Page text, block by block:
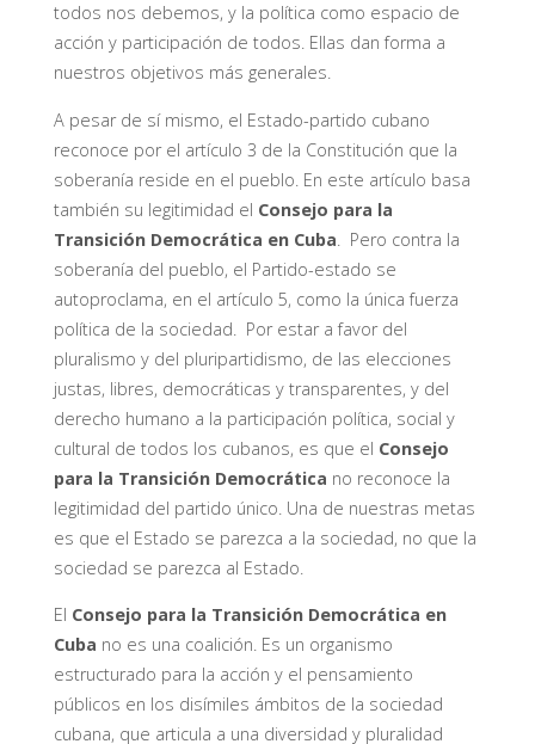
todos nos debemos, y la política como espacio de
acción y participación de todos. Ellas dan forma a
nuestros objetivos más generales.
A pesar de sí mismo, el Estado-partido cubano
reconoce por el artículo 3 de la Constitución que la
soberanía reside en el pueblo. En este artículo basa
también su legitimidad el Consejo para la
Transición Democrática en Cuba. Pero contra la
soberanía del pueblo, el Partido-estado se
autoproclama, en el artículo 5, como la única fuerza
política de la sociedad. Por estar a favor del
pluralismo y del pluripartidismo, de las elecciones
justas, libres, democráticas y transparentes, y del
derecho humano a la participación política, social y
cultural de todos los cubanos, es que el Consejo
para la Transición Democrática no reconoce la
legitimidad del partido único. Una de nuestras metas
es que el Estado se parezca a la sociedad, no que la
sociedad se parezca al Estado.
El Consejo para la Transición Democrática en
Cuba no es una coalición. Es un organismo
estructurado para la acción y el pensamiento
públicos en los disímiles ámbitos de la sociedad
cubana, que articula a una diversidad y pluralidad